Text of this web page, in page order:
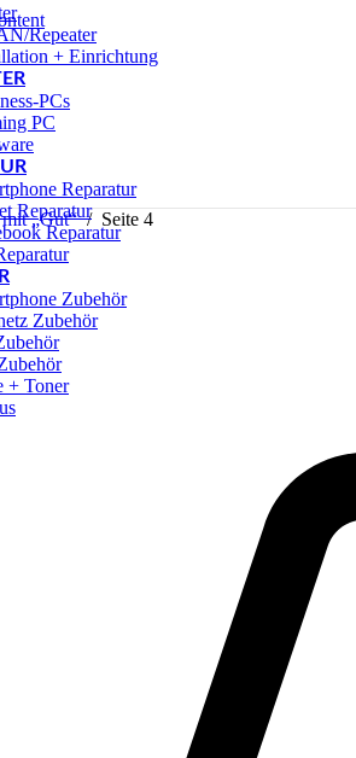
Repeater
+ Einrichtung
PCs
PC
Reparatur
Reparatur
Reparatur
Zubehör
Zubehör
+ Toner
mit „Gut“/ Seite 4